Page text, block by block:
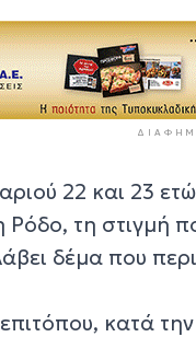
22 και 23
Ρόδο, τη στιγμή
δέμα που
κατά